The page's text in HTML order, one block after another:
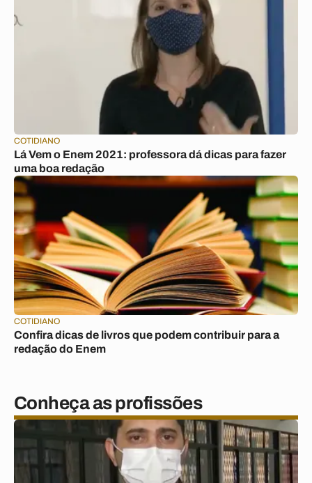
COTIDIANO
Lá Vem o Enem 2021: professora dá dicas para fazer
uma boa redação
COTIDIANO
Confira dicas de livros que podem contribuir para a
redação do Enem
Conheça as profissões